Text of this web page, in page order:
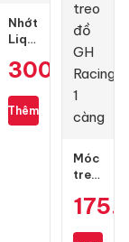
₫
Nhớt
Liqui
Motorbike
4T
10W40
300.000₫
Thêm
Móc
treo
GH